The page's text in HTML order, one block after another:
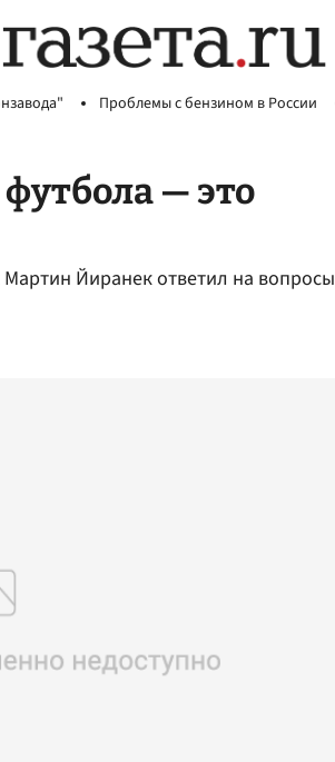
Проблемы с бензином в России
— это
Йиранек ответил на вопросы